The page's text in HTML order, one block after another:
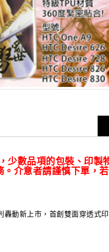
少數品項的包裝、印
介意者請謹慎下單，
轟動新上市，首創雙面穿透式印